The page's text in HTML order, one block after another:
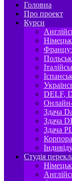
Головна
Про проект
Курси
DELF,
Здача
Здача
Здача
Студія